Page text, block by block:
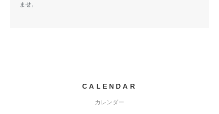
ませ。
CALENDAR
カレンダー